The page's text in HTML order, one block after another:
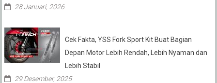
28 Januari, 2026
Cek Fakta, YSS Fork Sport Kit Buat Bagian
Depan Motor Lebih Rendah, Lebih Nyaman dan
Lebih Stabil
29 Desember, 2025